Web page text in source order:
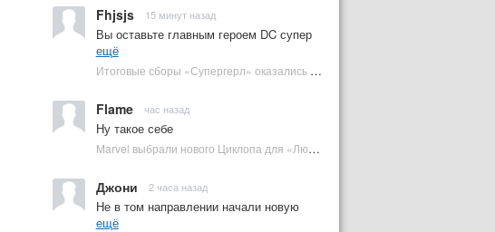
Fhjsjs 15 минут назад
Вы оставьте главным героем DC супер
ещё
Итоговые сборы «Супергерл» оказались худшими для DC за два десятилетия | Plugged In Ru
Flame час назад
Ну такое себе
Marvel выбрали нового Циклопа для «Людей Икс» | Plugged In Ru
Джони 2 часа назад
Не в том направлении начали новую
ещё